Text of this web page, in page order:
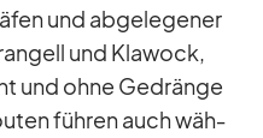
und ab­ge­le­ge­ner
und Kla­wock,
und ohne Ge­dränge
füh­ren auch wäh­